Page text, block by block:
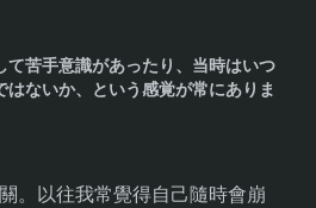
て苦手意識があったり、当時はいつ
ないか、という感覚が常にありま
。以往我常覺得自己隨時會崩